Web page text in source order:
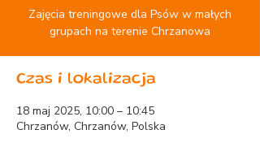
Zajęcia treningowe dla Psów w małych
grupach na terenie Chrzanowa
Czas i lokalizacja
18 maj 2025, 10:00 – 10:45
Chrzanów, Chrzanów, Polska